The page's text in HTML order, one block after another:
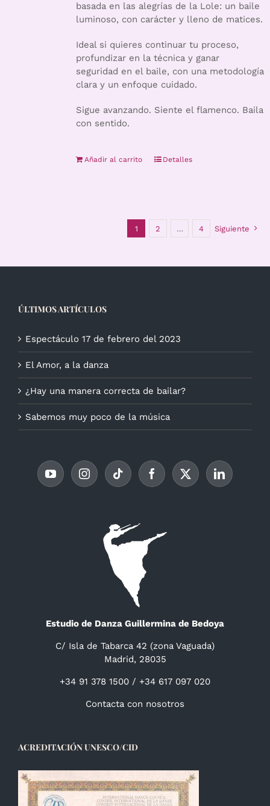
basada en las alegrías de la Lole: un baile
luminoso, con carácter y lleno de matices.
Ideal si quieres continuar tu proceso,
profundizar en la técnica y ganar
seguridad en el baile, con una metodología
clara y un enfoque cuidado.
Sigue avanzando. Siente el flamenco. Baila
con sentido.
Añadir al carrito Detalles
1 2 … 4 Siguiente
ÚLTIMOS ARTÍCULOS
Espectáculo 17 de febrero del 2023
El Amor, a la danza
¿Hay una manera correcta de bailar?
Sabemos muy poco de la música
Estudio de Danza Guillermina de Bedoya
C/ Isla de Tabarca 42 (zona Vaguada)
Madrid, 28035
+34 91 378 1500 / +34 617 097 020
Contacta con nosotros
ACREDITACIÓN UNESCO/CID